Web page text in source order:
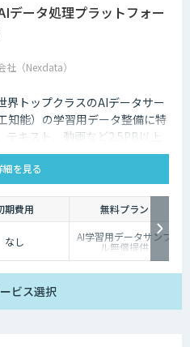
データ処理プラットフォー
（Nexdata）
界トップクラスのAIデータサー
知能）の学習用データ整備に特
キスト、動画など2.5PB以上
保持、またカスタマイズデータ
アノテーションサービスを提供
細を見る
期費用
無料プラン
なし AI学習用データサンプ
ル無償提供
ビス選択